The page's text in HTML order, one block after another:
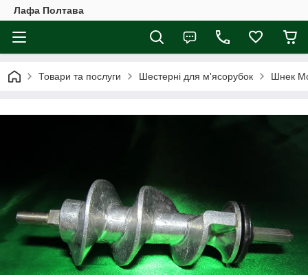
Лафа Полтава
Товари та послуги Шестерні для м'ясорубок Шнек